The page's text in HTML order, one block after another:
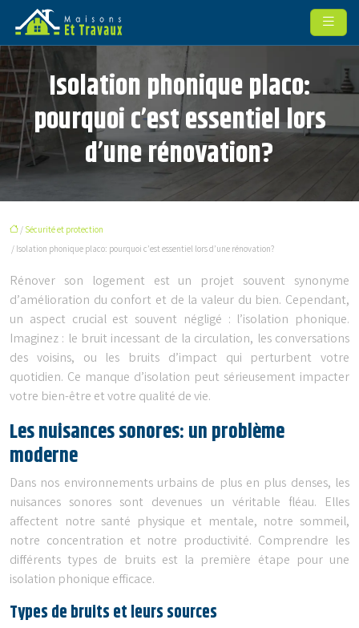
Isolation phonique placo:
pourquoi c’est essentiel lors
d’une rénovation?
/Sécurité et protection
/ Isolation phonique placo: pourquoi c’est essentiel lors d’une rénovation?
Rénover son logement est un projet souvent synonyme
d’amélioration du confort et de la valeur du bien. Cependant,
un aspect crucial est souvent négligé : l’isolation phonique.
Imaginez : le bruit incessant de la circulation, les conversations
des voisins, ou les bruits d’impact qui perturbent votre
quotidien. Ce manque d’isolation peut sérieusement impacter
votre bien-être et votre qualité de vie.
Les nuisances sonores: un problème
moderne
Dans nos environnements urbains de plus en plus denses, les
nuisances sonores sont devenues un véritable fléau. Elles
affectent notre santé physique et mentale, notre sommeil,
notre concentration et notre productivité. Comprendre les
différents types de bruits est la première étape pour une
isolation phonique efficace.
Types de bruits et leurs sources